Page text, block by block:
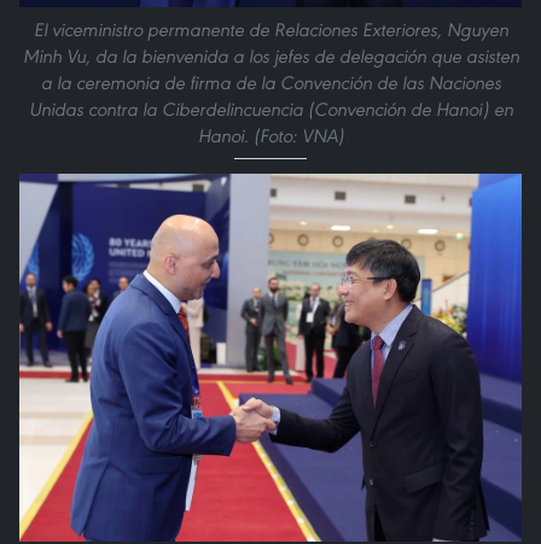
El viceministro permanente de Relaciones Exteriores, Nguyen
Minh Vu, da la bienvenida a los jefes de delegación que asisten
a la ceremonia de firma de la Convención de las Naciones
Unidas contra la Ciberdelincuencia (Convención de Hanoi) en
Hanoi. (Foto: VNA)